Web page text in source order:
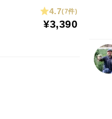
サイズによって異
参考までにどうぞ。
５ｋｇ １７～２５
4.7(7件)
¥3,390